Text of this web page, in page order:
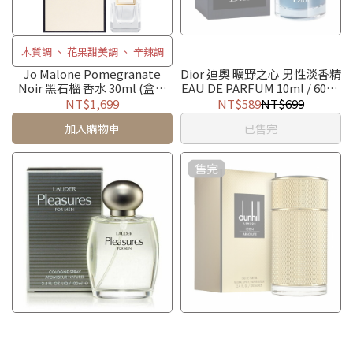
木質調 、 花果甜美調 、 辛辣調
Jo Malone Pomegranate
Noir 黑石榴 香水 30ml (盒裝
+紙袋)
NT$1,699
加入購物車
Dior 迪奧 曠野之心 男性淡香精
EAU DE PARFUM 10ml / 60ml
/ 100ml
NT$589NT$699
已售完